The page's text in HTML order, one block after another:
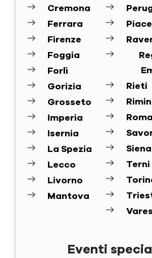
Cremona
Ferrara
Firenze
Foggia
Forlì
Gorizia
Grosseto
Imperia
Isernia
La Spezia
Lecco
Livorno
Mantova
Rieti
Roma
Siena
Terni
Eventi